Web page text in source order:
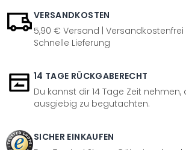
VERSANDKOSTEN
5,90 € Versand | Versandkostenfrei
Schnelle Lieferung
14 TAGE RÜCKGABERECHT
Du kannst dir 14 Tage Zeit nehmen,
ausgiebig zu begutachten.
SICHER EINKAUFEN